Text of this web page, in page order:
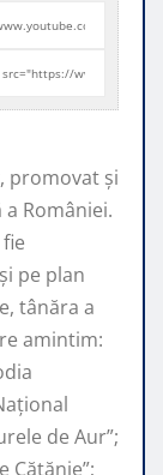
promovat şi
României.
pe plan
tânăra a
amintim:
de Aur”;
Cătănie”;